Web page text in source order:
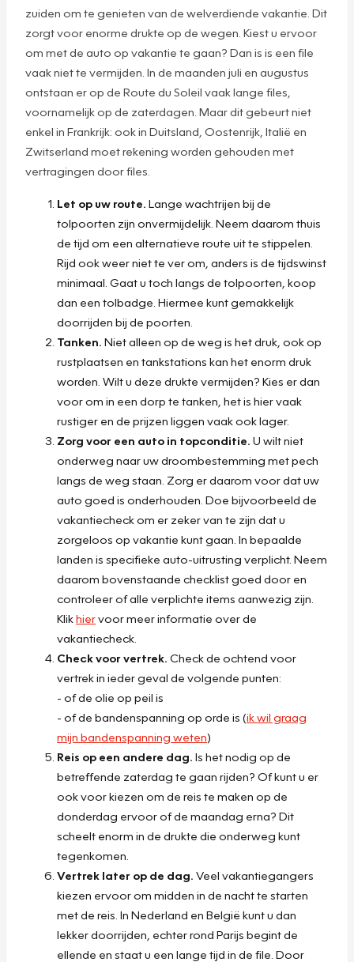
zuiden om te genieten van de welverdiende vakantie. Dit
zorgt voor enorme drukte op de wegen. Kiest u ervoor
om met de auto op vakantie te gaan? Dan is is een file
vaak niet te vermijden. In de maanden juli en augustus
ontstaan er op de Route du Soleil vaak lange files,
voornamelijk op de zaterdagen. Maar dit gebeurt niet
enkel in Frankrijk: ook in Duitsland, Oostenrijk, Italië en
Zwitserland moet rekening worden gehouden met
vertragingen door files.
Let op uw route. Lange wachtrijen bij de
tolpoorten zijn onvermijdelijk. Neem daarom thuis
de tijd om een alternatieve route uit te stippelen.
Rijd ook weer niet te ver om, anders is de tijdswinst
minimaal. Gaat u toch langs de tolpoorten, koop
dan een tolbadge. Hiermee kunt gemakkelijk
doorrijden bij de poorten.
Tanken. Niet alleen op de weg is het druk, ook op
rustplaatsen en tankstations kan het enorm druk
worden. Wilt u deze drukte vermijden? Kies er dan
voor om in een dorp te tanken, het is hier vaak
rustiger en de prijzen liggen vaak ook lager.
Zorg voor een auto in topconditie. U wilt niet
onderweg naar uw droombestemming met pech
langs de weg staan. Zorg er daarom voor dat uw
auto goed is onderhouden. Doe bijvoorbeeld de
vakantiecheck om er zeker van te zijn dat u
zorgeloos op vakantie kunt gaan. In bepaalde
landen is specifieke auto-uitrusting verplicht. Neem
daarom bovenstaande checklist goed door en
controleer of alle verplichte items aanwezig zijn.
Klikhiervoor meer informatie over de
vakantiecheck.
Check voor vertrek. Check de ochtend voor
vertrek in ieder geval de volgende punten:
- of de olie op peil is
- of de bandenspanning op orde is (ik wil graag
mijn bandenspanning weten)
Reis op een andere dag. Is het nodig op de
betreffende zaterdag te gaan rijden? Of kunt u er
ook voor kiezen om de reis te maken op de
donderdag ervoor of de maandag erna? Dit
scheelt enorm in de drukte die onderweg kunt
tegenkomen.
Vertrek later op de dag. Veel vakantiegangers
kiezen ervoor om midden in de nacht te starten
met de reis. In Nederland en België kunt u dan
lekker doorrijden, echter rond Parijs begint de
ellende en staat u een lange tijd in de file. Door